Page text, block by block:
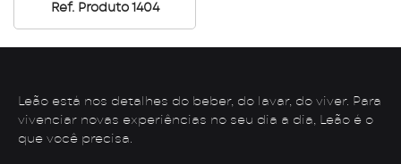
Ref. Produto 1404
Leão está nos detalhes do beber, do lavar, do viver. Para
vivenciar novas experiências no seu dia a dia, Leão é o
que você precisa.